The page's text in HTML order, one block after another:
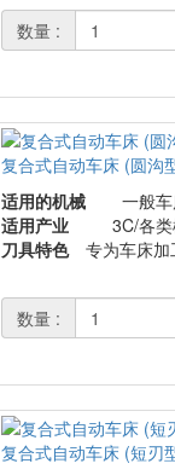
数量 :
复合式自动车床 (圆沟
适用的机械
一般
适用产业
3C/各
刀具特色
专为车床
数量 :
复合式自动车床 (短刃